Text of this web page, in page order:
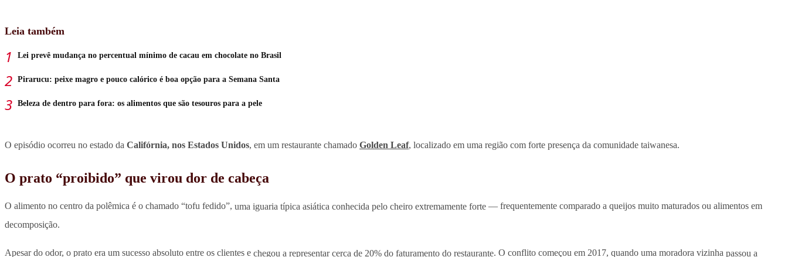
Leia também
Lei prevê mudança no percentual mínimo de cacau em chocolate no Brasil
Pirarucu: peixe magro e pouco calórico é boa opção para a Semana Santa
Beleza de dentro para fora: os alimentos que são tesouros para a pele
O episódio ocorreu no estado da Califórnia, nos Estados Unidos, em um restaurante chamado Golden Leaf, localizado em uma região com forte presença da comunidade taiwanesa.
O prato “proibido” que virou dor de cabeça
O alimento no centro da polêmica é o chamado “tofu fedido”, uma iguaria típica asiática conhecida pelo cheiro extremamente forte — frequentemente comparado a queijos muito maturados ou alimentos em
decomposição.
Apesar do odor, o prato era um sucesso absoluto entre os clientes e chegou a representar cerca de 20% do faturamento do restaurante. O conflito começou em 2017, quando uma moradora vizinha passou a